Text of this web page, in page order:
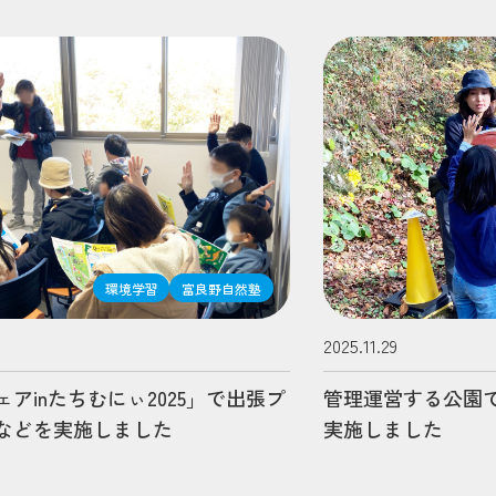
環境学習 富良野自然塾
アinたちむにぃ2025」で出張プ
どを実施しました
2025.11.29
管理運営する公園
実施しました